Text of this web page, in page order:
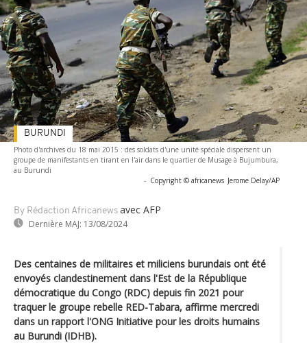
Photo d'archives du 18 mai 2015 : des soldats d'une unité spéciale dispersent un
groupe de manifestants en tirant en l'air dans le quartier de Musage à Bujumbura,
au Burundi
- Copyright © africanews Jerome Delay/AP
By Rédaction Africanews avec AFP
Dernière MAJ: 13/08/2024
BURUNDI
Des centaines de militaires et miliciens burundais ont été
envoyés clandestinement dans l'Est de la République
démocratique du Congo (RDC) depuis fin 2021 pour
traquer le groupe rebelle RED-Tabara, affirme mercredi
dans un rapport l'ONG Initiative pour les droits humains
au Burundi (IDHB).